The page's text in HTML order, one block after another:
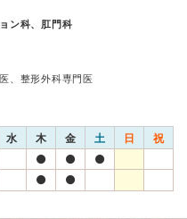
ン科、肛門科
、整形外科専門医
水 木 金 土 日 祝